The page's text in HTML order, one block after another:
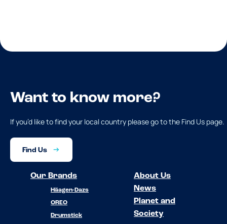
Want to know more?
If you’d like to find your local country please go to the Find Us page.
Find Us
Our Brands
Häagen-Dazs
OREO
Drumstick
About Us
News
Planet and
Society